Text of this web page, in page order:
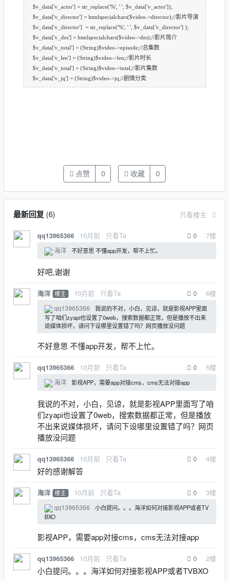
$v_data['v_actor'] = str_replace('%', ' ', $v_data['v_actor']);
$v_data['v_director'] = htmlspecialchars($video->director);//影片导演
$v_data['v_director'] = str_replace('%', ' ', $v_data['v_director'] );
$v_data['v_des'] = htmlspecialchars($video->des);//影片简介
$v_data['v_total'] = (String)$video->episode;//总集数
$v_data['v_len'] = (String)$video->len;//影片时长
$v_data['v_total'] = (String)$video->total;//影片集数
$v_data['v_jq'] = (String)$video->jq;//剧情分类
点赞 0 收藏 0
最新回复(6) 只看楼主
qq13965366 10月前 只看Ta 0 7楼
海洋 不好意思 不懂app开发，帮不上忙。
好吧,谢谢
海洋 楼主 10月前 只看Ta 0 6楼
qq13965366
我说的不对，小白，见谅，就是影视APP里面
写了咱们zyapi也设置了0web，搜索数据都正常，但是播放不出来
说媒体损坏，请问下设哪里设置错了吗？网页播放没问题
不好意思 不懂app开发，帮不上忙。
qq13965366 10月前 只看Ta 0 5楼
海洋 影视APP，需要app对接cms，cms无法对接app
我说的不对，小白，见谅，就是影视APP里面写了咱
们zyapi也设置了0web，搜索数据都正常，但是播放
不出来说媒体损坏，请问下设哪里设置错了吗？网页
播放没问题
qq13965366 10月前 只看Ta 0 4楼
好的感谢解答
海洋 楼主 10月前 只看Ta 0 3楼
qq13965366
小白提问。。。海洋如何对接影视APP或者TV
BXO
影视APP，需要app对接cms，cms无法对接app
qq13965366 10月前 只看Ta 0 2楼
小白提问。。。海洋如何对接影视APP或者TVBXO